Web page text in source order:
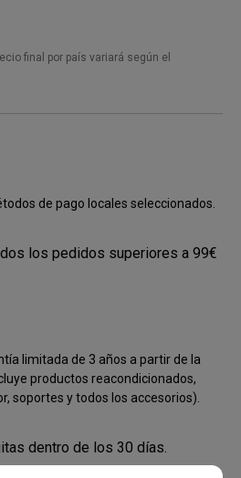
final por país variará según el
de pago locales seleccionados.
los pedidos superiores a 99€
limitada de 3 años a partir de la
productos reacondicionados,
soportes y todos los accesorios).
dentro de los 30 días.